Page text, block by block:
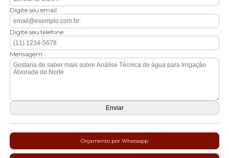
Digite seu email
Digite seu telefone
Mensagem
Orçamento por Whatsapp